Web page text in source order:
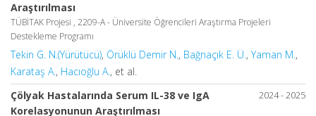
Araştırılması
TÜBİTAK Projesi , 2209-A - Üniversite Öğrencileri Araştırma Projeleri
Destekleme Programı
Tekin G. N.(Yürütücü), Örüklü Demir N. , Bağrıaçık E. Ü. , Yaman M. ,
Karataş A. , Hacıoğlu A. , et al.
2024 - 2025
Çölyak Hastalarında Serum IL-38 ve IgA
Korelasyonunun Araştırılması